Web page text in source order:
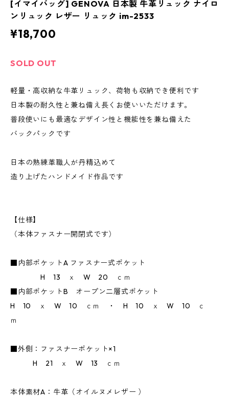
[イマイバッグ] GENOVA 日本製 牛革リュック ナイロ
ンリュック レザー リュック im-2533
¥18,700
SOLD OUT
軽量・高収納な牛革リュック、荷物も収納でき便利です
日本製の耐久性と兼ね備え長くお使いいただけます。
普段使いにも最適なデザイン性と機能性を兼ね備えた
バックパックです
日本の熟練革職人が丹精込めて
造り上げたハンドメイド作品です
【仕様】
（本体ファスナー開閉式です）
■内部ポケットA ファスナー式ポケット
H 13 ｘ W 20 ｃｍ
■内部ポケットB オープン二層式ポケット
H 10 ｘ W 10 ｃｍ ・ H 10 ｘ W 10 ｃ
ｍ
■外側：ファスナーポケット×1
H 21 ｘ W 13 ｃｍ
本体素材A：牛革（オイルヌメレザー ）